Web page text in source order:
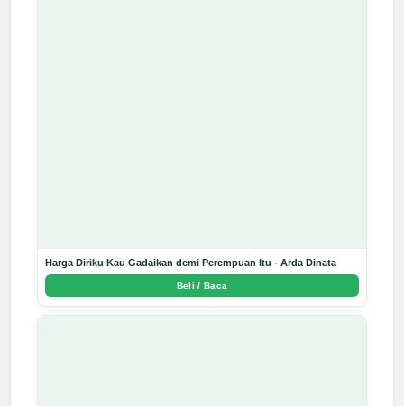
Harga Diriku Kau Gadaikan demi Perempuan Itu - Arda Dinata
Beli / Baca